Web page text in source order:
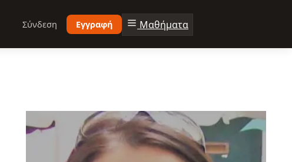
Σύνδεση Εγγραφή Μαθήματα